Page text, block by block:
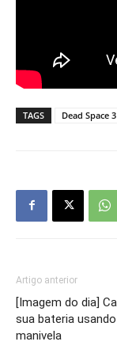
TAGS Dead Space 3
Artigo anterior
[Imagem do dia]
sua bateria
manivela